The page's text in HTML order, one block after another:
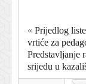
« Prijedlog
vrtiće za
Predstavljanje
srijedu u